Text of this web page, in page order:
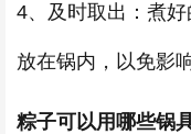
4、及时取出：煮
放在锅内，以免影
粽子可以用哪些锅